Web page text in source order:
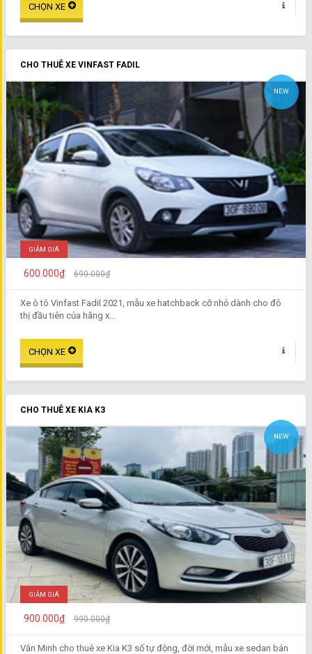
CHO THUÊ XE VINFAST FADIL
NEW
GIẢM GIÁ
600.000₫ 690.000₫
Xe ô tô Vinfast Fadil 2021, mẫu xe hatchback cỡ nhỏ dành cho đô
thị đầu tiên của hãng x...
CHO THUÊ XE KIA K3
NEW
GIẢM GIÁ
900.000₫ 990.000₫
Văn Minh cho thuê xe Kia K3 số tự động, đời mới, mẫu xe sedan bán